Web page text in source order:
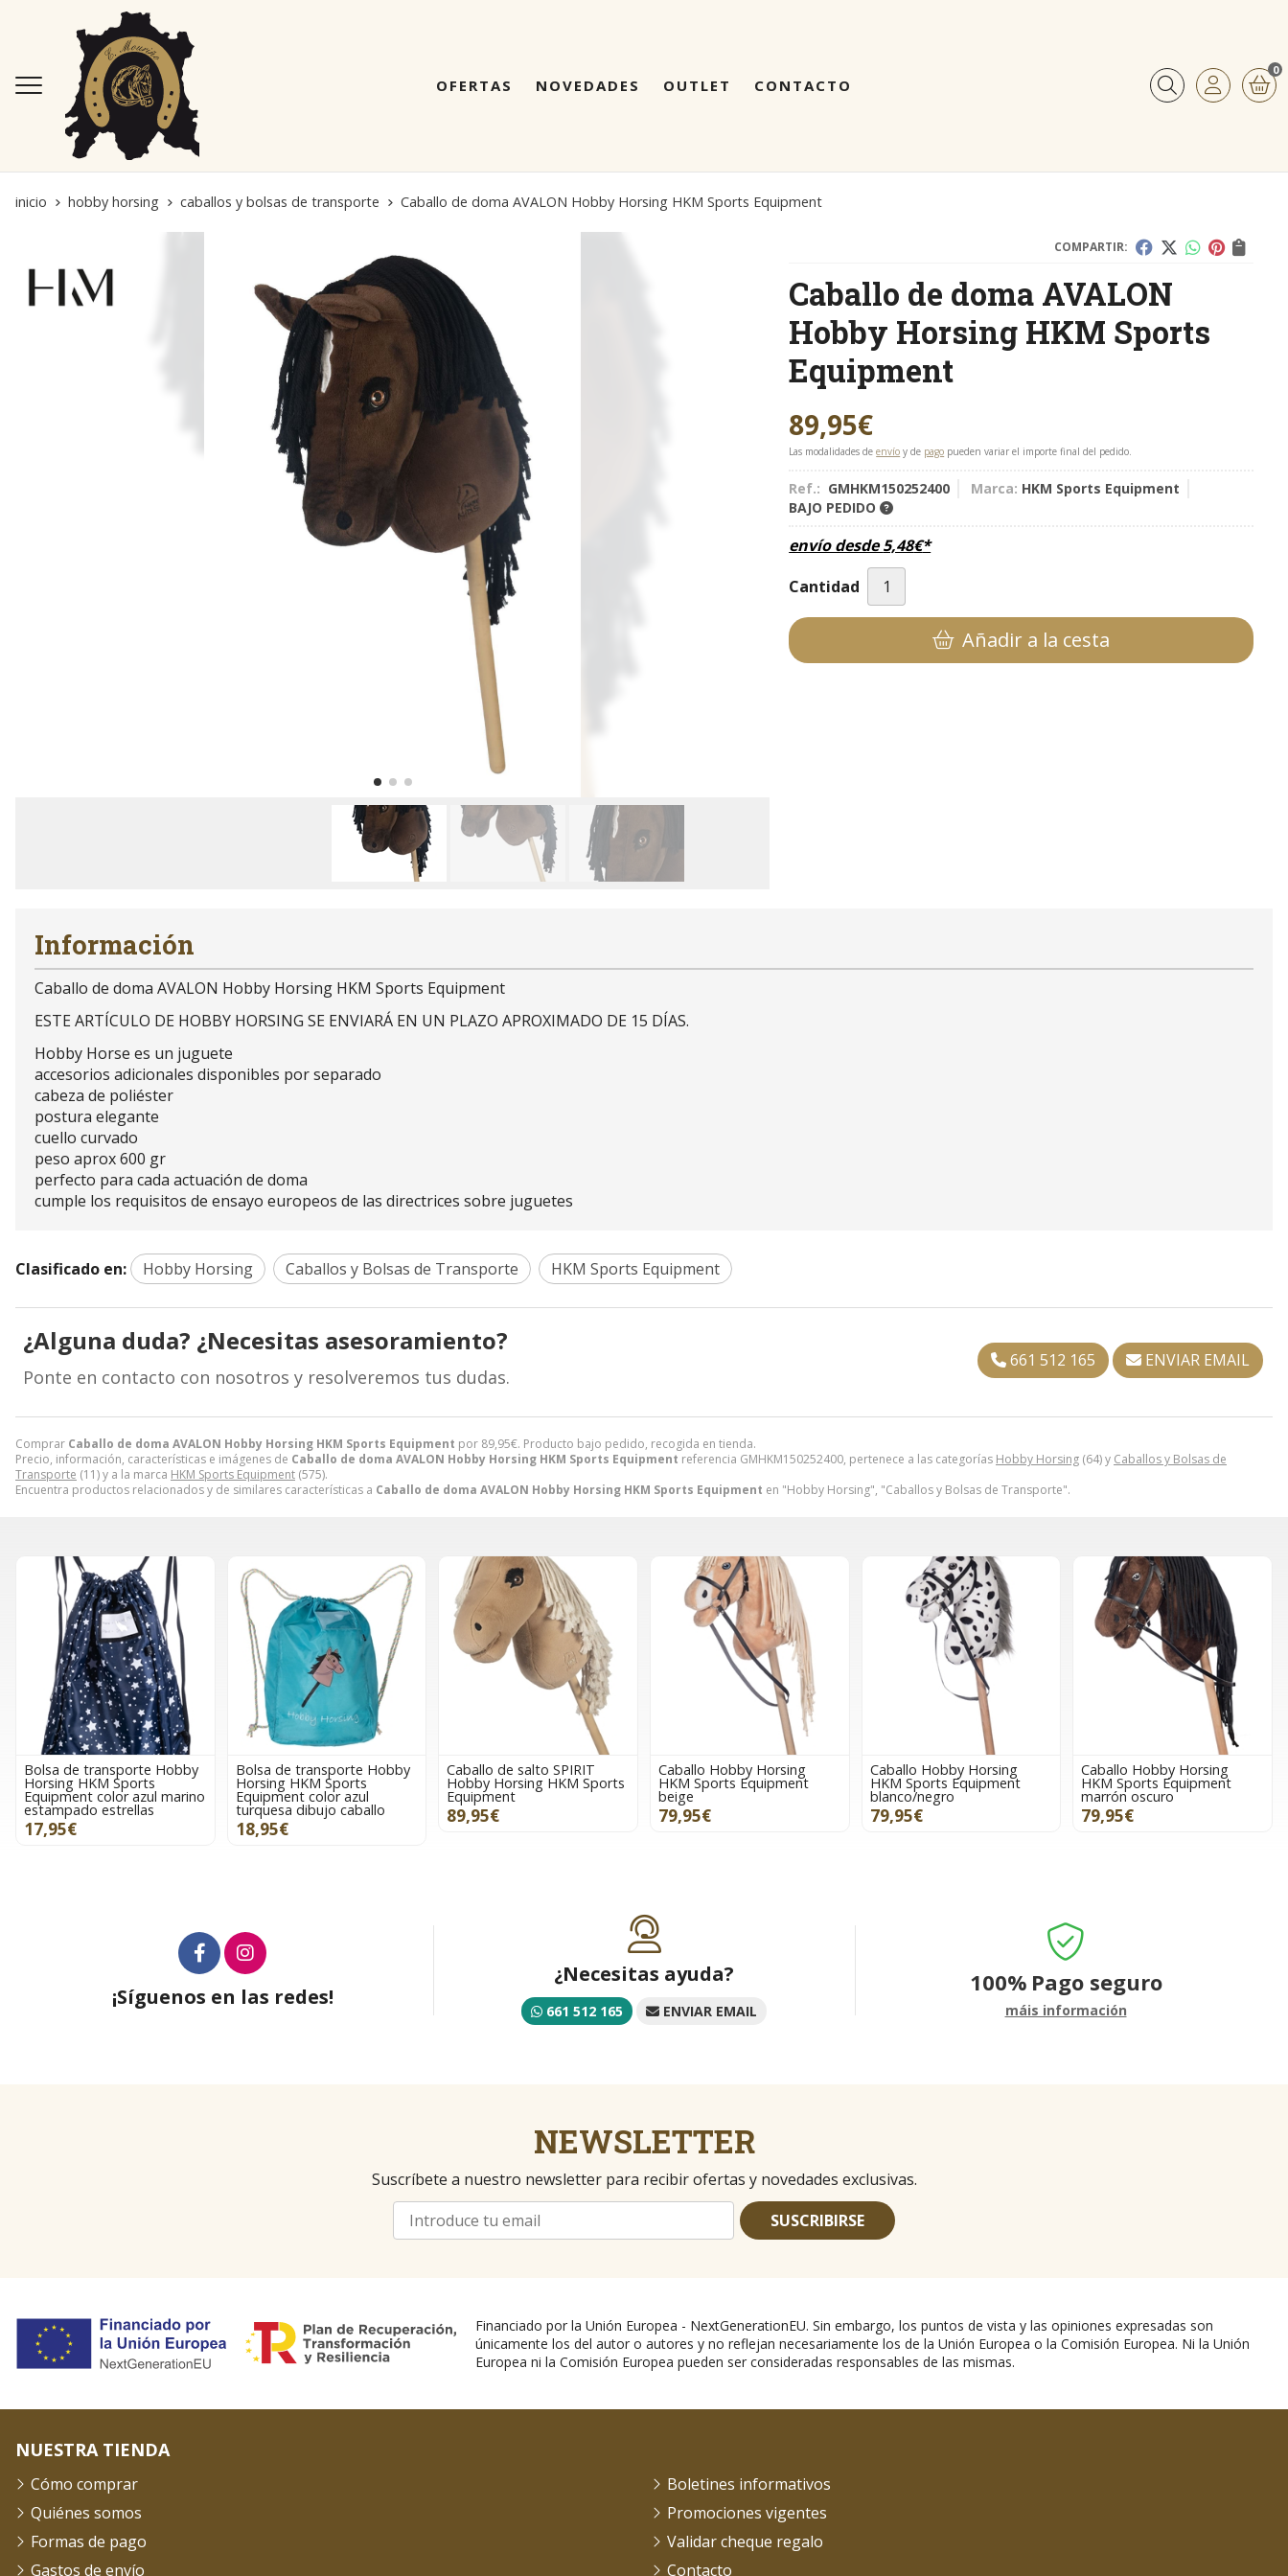
OFERTAS NOVEDADES OUTLET CONTACTO Buscar
0
inicio hobby horsing caballos y bolsas de transporte Caballo de doma AVALON Hobby Horsing HKM Sports Equipment
COMPARTIR:
Caballo de doma AVALON
Hobby Horsing HKM Sports
Equipment
89,95€
Las modalidades deenvío y de pago pueden variar el importe final del pedido.
Ref.: GMHKM150252400 Marca: HKM Sports Equipment
BAJO PEDIDO
envío desde5,48€*
Cantidad
Añadir a la cesta
Comprar Caballo de doma AVALON Hobby Horsing HKM Sports Equipment por 89,95€. Producto bajo pedido, recogida en tienda.
Precio, información, características e imágenes de Caballo de doma AVALON Hobby Horsing HKM Sports Equipment referencia GMHKM150252400, pertenece a las categorías Hobby Horsing (64) y Caballos y Bolsas de
Transporte (11) y a la marca HKM Sports Equipment (575).
Encuentra productos relacionados y de similares características a Caballo de doma AVALON Hobby Horsing HKM Sports Equipment en "Hobby Horsing", "Caballos y Bolsas de Transporte".
Información
Caballo de doma AVALON Hobby Horsing HKM Sports Equipment
ESTE ARTÍCULO DE HOBBY HORSING SE ENVIARÁ EN UN PLAZO APROXIMADO DE 15 DÍAS.
Hobby Horse es un juguete
accesorios adicionales disponibles por separado
cabeza de poliéster
postura elegante
cuello curvado
peso aprox 600 gr
perfecto para cada actuación de doma
cumple los requisitos de ensayo europeos de las directrices sobre juguetes
Clasificado en: Hobby Horsing Caballos y Bolsas de Transporte HKM Sports Equipment
¿Alguna duda? ¿Necesitas asesoramiento?
Ponte en contacto con nosotros y resolveremos tus dudas.
661 512 165 ENVIAR EMAIL
Bolsa de transporte Hobby
Horsing HKM Sports
Equipment color azul marino
estampado estrellas
17,95€
Bolsa de transporte Hobby
Horsing HKM Sports
Equipment color azul
turquesa dibujo caballo
18,95€
Caballo de salto SPIRIT
Hobby Horsing HKM Sports
Equipment
89,95€
Caballo Hobby Horsing
HKM Sports Equipment
beige
79,95€
Caballo Hobby Horsing
HKM Sports Equipment
blanco/negro
79,95€
Caballo Hobby Horsing
HKM Sports Equipment
marrón oscuro
79,95€
¡Síguenos en las redes!
¿Necesitas ayuda?
661 512 165 ENVIAR EMAIL
100% Pago seguro
máis información
NEWSLETTER
Suscríbete a nuestro newsletter para recibir ofertas y novedades exclusivas.
SUSCRIBIRSE
Financiado por la Unión Europea - NextGenerationEU. Sin embargo, los puntos de vista y las opiniones expresadas son
únicamente los del autor o autores y no reflejan necesariamente los de la Unión Europea o la Comisión Europea. Ni la Unión
Europea ni la Comisión Europea pueden ser consideradas responsables de las mismas.
NUESTRA TIENDA
Cómo comprar
Quiénes somos
Formas de pago
Gastos de envío
Boletines informativos
Promociones vigentes
Validar cheque regalo
Contacto